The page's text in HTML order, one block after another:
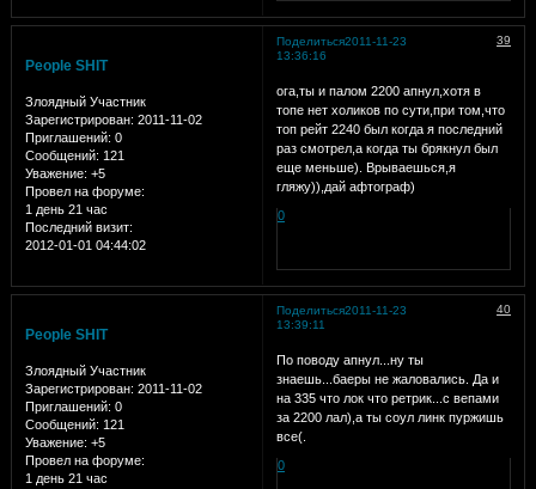
Поделиться 39
2011-11-23
13:36:16
People SHIT
Злоядный Участник
Зарегистрирован: 2011-11-02
Приглашений: 0
Сообщений: 121
Уважение: +5
Провел на форуме:
1 день 21 час
Последний визит:
2012-01-01 04:44:02
ога,ты и палом 2200 апнул,хотя в
топе нет холиков по сути,при том,что
топ рейт 2240 был когда я последний
раз смотрел,а когда ты брякнул был
еще меньше). Врываешься,я
гляжу)),дай афтограф)
0
Поделиться 40
2011-11-23
13:39:11
People SHIT
Злоядный Участник
Зарегистрирован: 2011-11-02
Приглашений: 0
Сообщений: 121
Уважение: +5
Провел на форуме:
1 день 21 час
По поводу апнул...ну ты
знаешь...баеры не жаловались. Да и
на 335 что лок что ретрик...с вепами
за 2200 лал),а ты соул линк пуржишь
все(.
0